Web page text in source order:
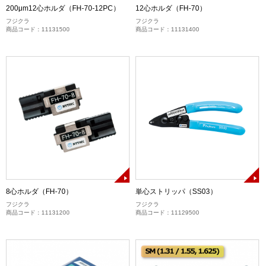
200μm12心ホルダ（FH-70-12PC）
フジクラ
商品コード：11131500
12心ホルダ（FH-70）
フジクラ
商品コード：11131400
8心ホルダ（FH-70）
フジクラ
商品コード：11131200
単心ストリッパ（SS03）
フジクラ
商品コード：11129500